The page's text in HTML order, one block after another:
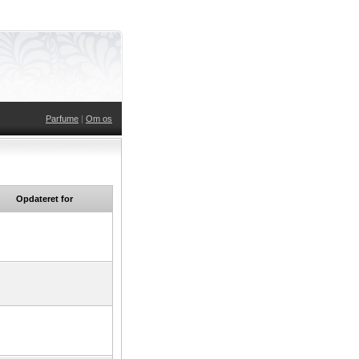
Parfume | Om os
Opdateret for